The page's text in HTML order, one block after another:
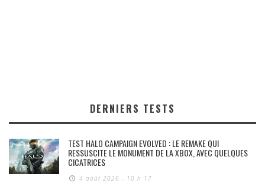
DERNIERS TESTS
TEST HALO CAMPAIGN EVOLVED : LE REMAKE QUI
RESSUSCITE LE MONUMENT DE LA XBOX, AVEC QUELQUES
CICATRICES
4 août 2026 - 10 h 17